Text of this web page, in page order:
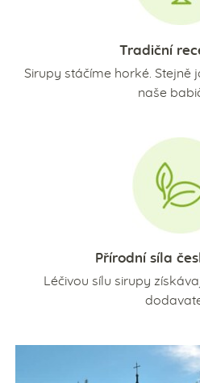
Tradiční
Sirupy stáčíme horké. Stejně
naše
Přírodní síla
Léčivou sílu sirupy